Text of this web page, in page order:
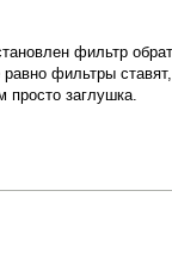
фильтр
фильтры
просто заглушка.